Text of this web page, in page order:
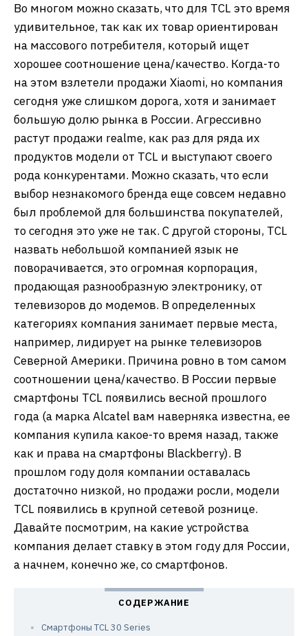
Во многом можно сказать, что для TCL это время
удивительное, так как их товар ориентирован
на массового потребителя, который ищет
хорошее соотношение цена/качество. Когда-то
на этом взлетели продажи Xiaomi, но компания
сегодня уже слишком дорога, хотя и занимает
большую долю рынка в России. Агрессивно
растут продажи realme, как раз для ряда их
продуктов модели от TCL и выступают своего
рода конкурентами. Можно сказать, что если
выбор незнакомого бренда еще совсем недавно
был проблемой для большинства покупателей,
то сегодня это уже не так. С другой стороны, TCL
назвать небольшой компанией язык не
поворачивается, это огромная корпорация,
продающая разнообразную электронику, от
телевизоров до модемов. В определенных
категориях компания занимает первые места,
например, лидирует на рынке телевизоров
Северной Америки. Причина ровно в том самом
соотношении цена/качество. В России первые
смартфоны TCL появились весной прошлого
года (а марка Alcatel вам наверняка известна, ее
компания купила какое-то время назад, также
как и права на смартфоны Blackberry). В
прошлом году доля компании оставалась
достаточно низкой, но продажи росли, модели
TCL появились в крупной сетевой рознице.
Давайте посмотрим, на какие устройства
компания делает ставку в этом году для России,
а начнем, конечно же, со смартфонов.
Смартфоны TCL 30 Series